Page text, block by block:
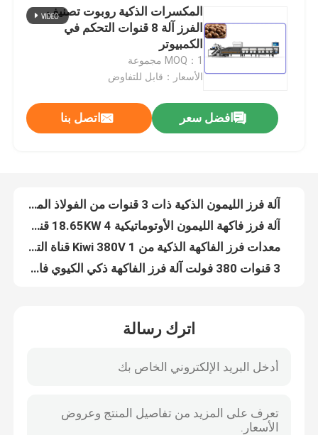
مسكن
أشرطة فيديو
معلومات عنا
جولة في المعمل
آلة فرز التمور
المكسرات الذكية روبوت تصنيف
الفرز آلة 8 قنوات التحكم في
الكمبيوتر
MOQ：1 مجموعة
الأسعار：قابل للتفاوض
افضل سعر اتصل بنا
نظام فرز الفاكهة عالي السرعة الذكي 1 قناة آلة فرز الليمون
معدات فرز الفاكهة الذكية من Kiwi 380V 1 قناة التحكم في الكمبيوتر
3 قنوات 380 فولت آلة فرز الفاكهة ذكي الكيوي فارز 360 درجة دوران المسح
آلة فرز الكيوي ذات 4 قنوات نوع روبوت محرك كهربائي ذكي
1 قناة دقيقة آلة فرز الفاكهة المانجو ذكي للحجم والجودة
اترك رسالة